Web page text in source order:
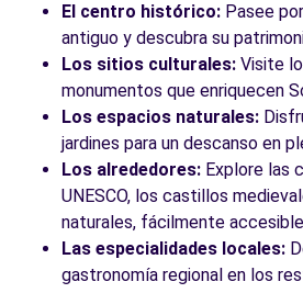
El centro histórico: Pasee
antiguo y descubra su
Los sitios culturales: Visite
monumentos que enriquecen
Los espacios naturales:
jardines para un descanso en
Los alrededores: Explore las
UNESCO, los castillos
naturales, fácilmente
Las especialidades locales:
gastronomía regional en los